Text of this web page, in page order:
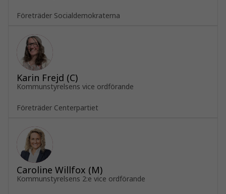
Företräder Socialdemokraterna
Karin Frejd (C)
Kommunstyrelsens vice ordförande
Företräder Centerpartiet
Caroline Willfox (M)
Kommunstyrelsens 2:e vice ordförande